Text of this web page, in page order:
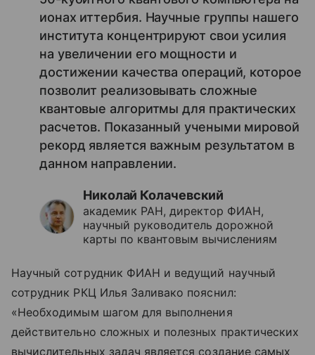
ионах иттербия. Научные группы нашего
института концентрируют свои усилия
на увеличении его мощности и
достижении качества операций, которое
позволит реализовывать сложные
квантовые алгоритмы для практических
расчетов. Показанный учеными мировой
рекорд является важным результатом в
данном направлении.
Николай Колачевский
академик РАН, директор ФИАН,
научный руководитель дорожной
карты по квантовым вычислениям
Научный сотрудник ФИАН и ведущий научный
сотрудник РКЦ Илья Заливако пояснил:
«Необходимым шагом для выполнения
действительно сложных и полезных практических
вычислительных задач является создание самых